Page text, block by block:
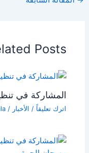
Posts
المشاركة في
اترك تعليقاً / الأخبار / By